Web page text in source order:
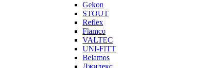
Gekon
STOUT
Reflex
Flamco
VALTEC
UNI-FITT
Belamos
Джилекс